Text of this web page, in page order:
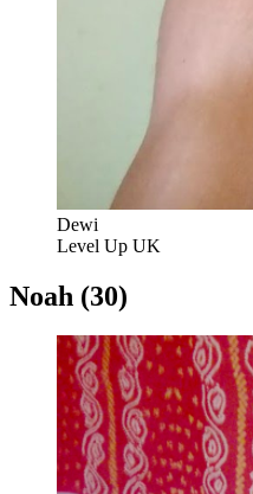
Dewi
Level Up UK
Noah (30)